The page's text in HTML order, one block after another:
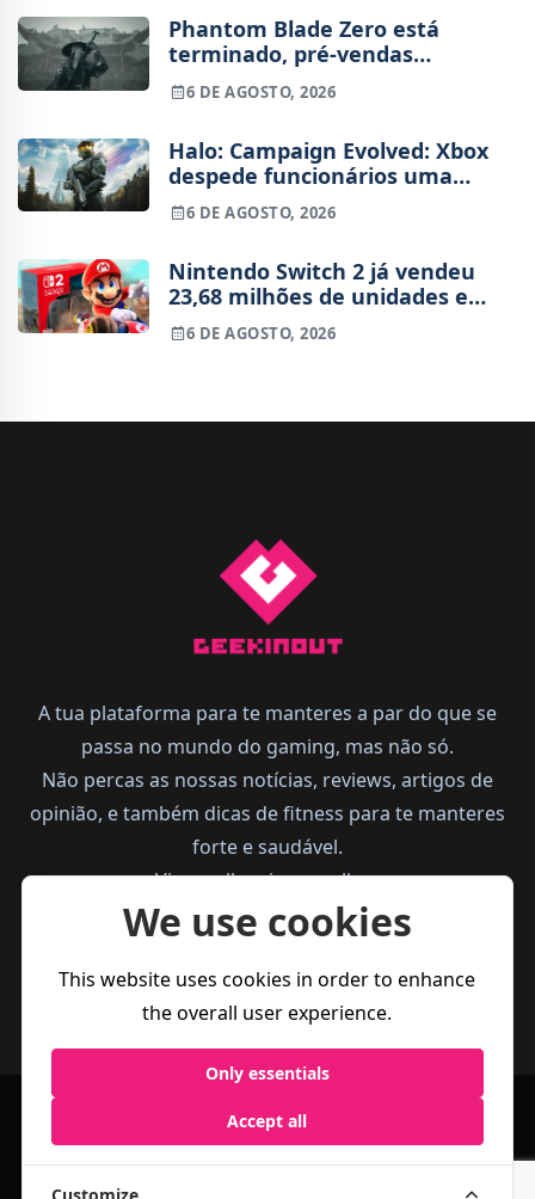
Phantom Blade Zero está
terminado, pré-vendas
começam na próxima semana
6 DE AGOSTO, 2026
Halo: Campaign Evolved: Xbox
despede funcionários uma
semana após o lançamento
6 DE AGOSTO, 2026
Nintendo Switch 2 já vendeu
23,68 milhões de unidades e
está 4 milhões à frente da
Switch original no mesmo
6 DE AGOSTO, 2026
A tua plataforma para te manteres a par do que se
passa no mundo do gaming, mas não só.
Não percas as nossas notícias, reviews, artigos de
opinião, e também dicas de fitness para te manteres
forte e saudável.
Vive melhor, joga melhor.
Business
Política de
We use cookies
This website uses cookies in order to enhance
the overall user experience.
Only essentials
Accept all